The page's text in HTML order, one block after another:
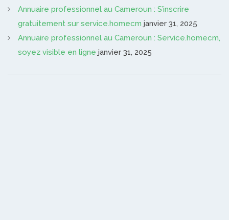
Annuaire professionnel au Cameroun : S’inscrire
gratuitement sur service.homecm janvier 31, 2025
Annuaire professionnel au Cameroun : Service.homecm,
soyez visible en ligne janvier 31, 2025